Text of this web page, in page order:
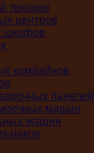
техники
центров
шкафов
комбайнов
панелей
машин
машин